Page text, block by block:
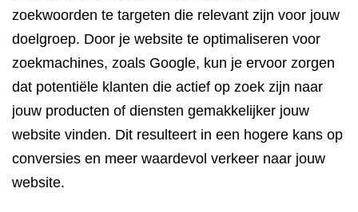
zoekwoorden te targeten die relevant zijn voor jouw
doelgroep. Door je website te optimaliseren voor
zoekmachines, zoals Google, kun je ervoor zorgen
dat potentiële klanten die actief op zoek zijn naar
jouw producten of diensten gemakkelijker jouw
website vinden. Dit resulteert in een hogere kans op
conversies en meer waardevol verkeer naar jouw
website.